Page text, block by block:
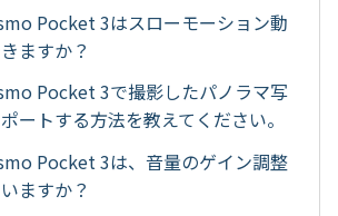
Pocket 3はスローモーション動
ますか？
Pocket 3で撮影したパノラマ写
ートする方法を教えてください。
Pocket 3は、音量のゲイン調整
ますか？